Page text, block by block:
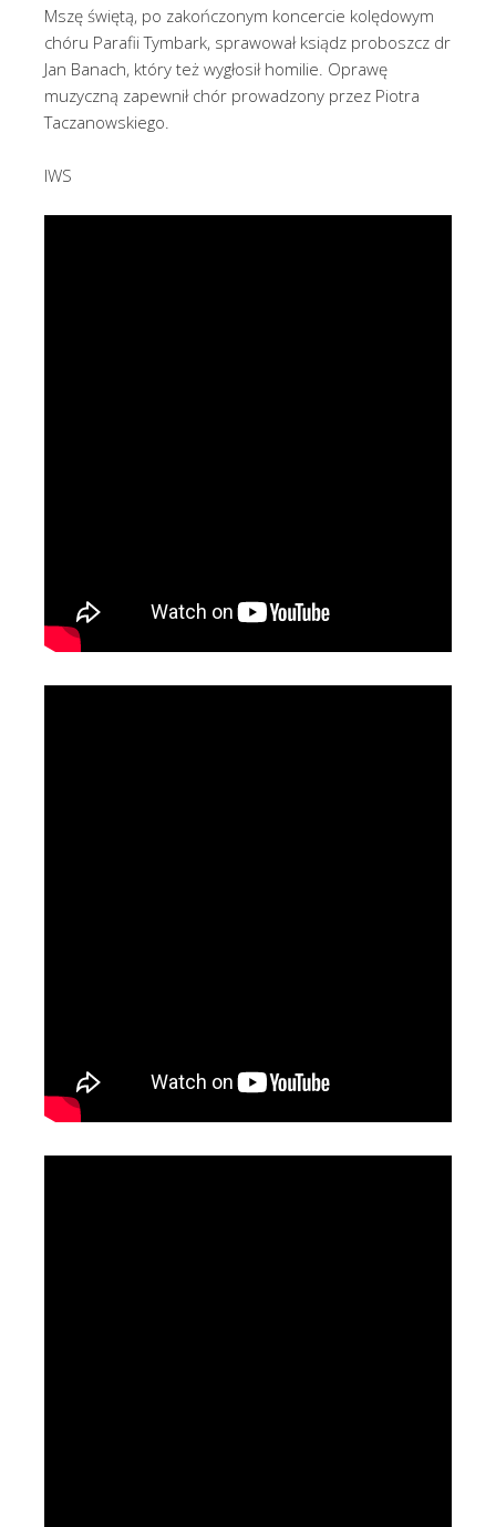
Mszę świętą, po zakończonym koncercie kolędowym
chóru Parafii Tymbark, sprawował ksiądz proboszcz dr
Jan Banach, który też wygłosił homilie. Oprawę
muzyczną zapewnił chór prowadzony przez Piotra
Taczanowskiego.
IWS